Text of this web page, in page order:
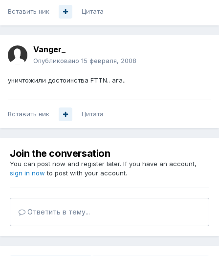
Вставить ник Цитата
Vanger_
Опубликовано 15 февраля, 2008
уничтожили достоинства FTTN.. ага..
Вставить ник Цитата
Join the conversation
You can post now and register later. If you have an account,
sign in now to post with your account.
Ответить в тему...